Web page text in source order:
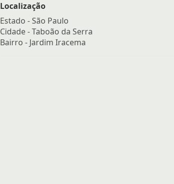
Localização
Estado -São Paulo
Cidade -Taboão da Serra
Bairro - Jardim Iracema